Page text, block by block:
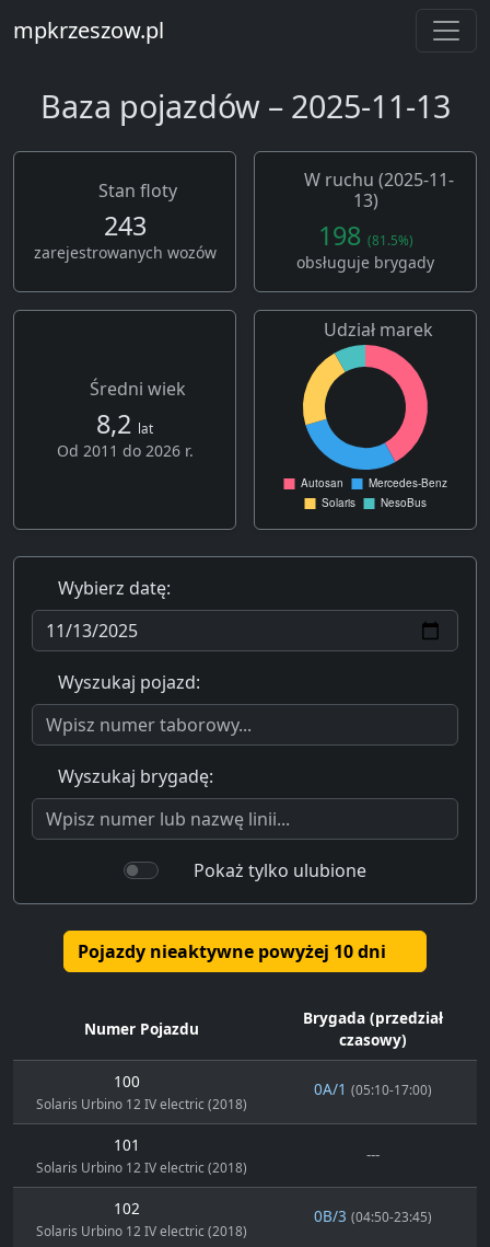
mpkrzeszow.pl
Baza pojazdów – 2025-11-13
Stan floty
243
zarejestrowanych wozów
W ruchu (2025-11-
13)
198 (81.5%)
obsługuje brygady
Średni wiek
8,2 lat
Od 2011 do 2026 r.
Udział marek
Wybierz datę:
Wyszukaj pojazd:
Wyszukaj brygadę:
Pokaż tylko ulubione
Pojazdy nieaktywne powyżej 10 dni
Numer Pojazdu
Brygada (przedział
czasowy)
100
Solaris Urbino 12 IV electric (2018)
0A/1 (05:10-17:00)
101
Solaris Urbino 12 IV electric (2018)
---
102
Solaris Urbino 12 IV electric (2018)
0B/3 (04:50-23:45)